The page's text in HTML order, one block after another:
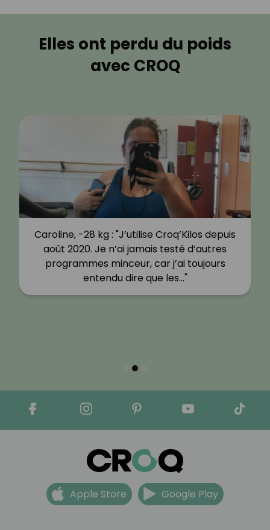
Elles ont perdu du poids
avec CROQ
Caroline, -28 kg : "J’utilise Croq’Kilos depuis
août 2020. Je n’ai jamais testé d’autres
programmes minceur, car j’ai toujours
entendu dire que les…"
Apple Store Google Play